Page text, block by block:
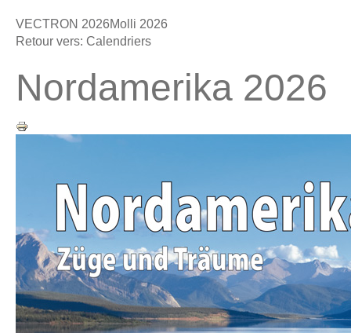
VECTRON 2026Molli 2026
Retour vers: Calendriers
Nordamerika 2026